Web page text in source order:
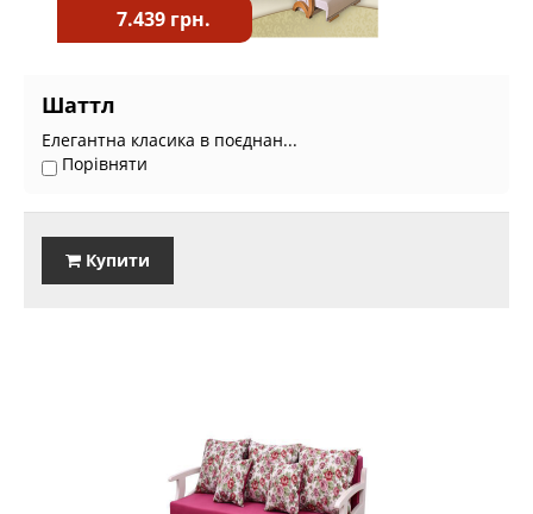
7.439 грн.
Шаттл
Елегантна класика в поєднан...
Порівняти
Купити